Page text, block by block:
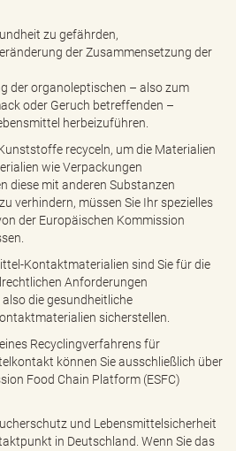
zu gefährden,
der Zusammensetzung der
der organoleptischen – also zum
oder Geruch betreffenden –
herbeizuführen.
recyceln, um die Materialien
wie Verpackungen
diese mit anderen Substanzen
verhindern, müssen Sie Ihr spezielles
der Europäischen Kommission
Kontaktmaterialien sind Sie für die
Anforderungen
die gesundheitliche
sicherstellen.
Recyclingverfahrens für
können Sie ausschließlich über
Food Chain Platform (ESFC)
und Lebensmittelsicherheit
in Deutschland. Wenn Sie das